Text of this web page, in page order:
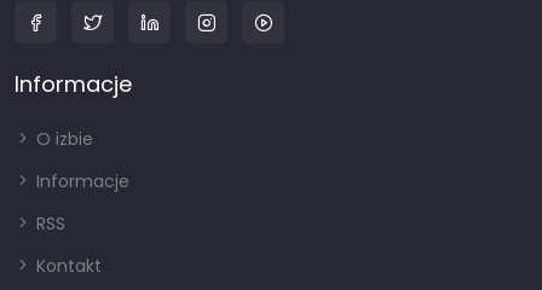
Informacje
O izbie
Informacje
RSS
Kontakt